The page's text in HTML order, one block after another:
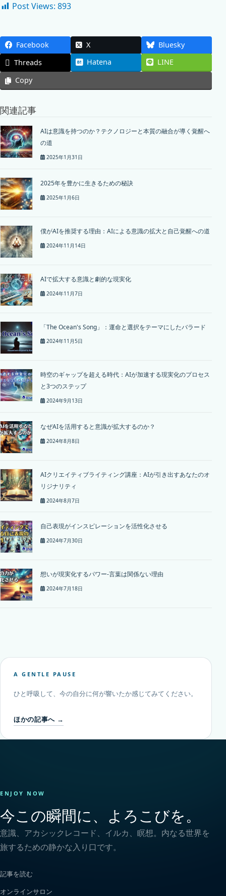
Post Views: 893
Facebook X
Bluesky
Threads
Hatena
LINE
Copy
関連記事
AIは意識を持つのか？テクノロジーと本質の融合が導く覚醒へ
の道
2025年1月31日
2025年を豊かに生きるための秘訣
2025年1月6日
僕がAIを推奨する理由：AIによる意識の拡大と自己覚醒への道
2024年11月14日
AIで拡大する意識と劇的な現実化
2024年11月7日
「The Ocean's Song」：運命と選択をテーマにしたバラード
2024年11月5日
時空のギャップを超える時代：AIが加速する現実化のプロセス
と3つのステップ
2024年9月13日
なぜAIを活用すると意識が拡大するのか？
2024年8月8日
AIクリエイティブライティング講座：AIが引き出すあなたのオ
リジナリティ
2024年8月7日
自己表現がインスピレーションを活性化させる
2024年7月30日
想いが現実化するパワー-言葉は関係ない理由
2024年7月18日
A GENTLE PAUSE
ひと呼吸して、今の自分に何が響いたか感じてみてください。
ほかの記事へ →
ENJOY NOW
今この瞬間に、よろこびを。
意識、アカシックレコード、イルカ、瞑想。内なる世界を
旅するための静かな入り口です。
記事を読む
オンラインサロン